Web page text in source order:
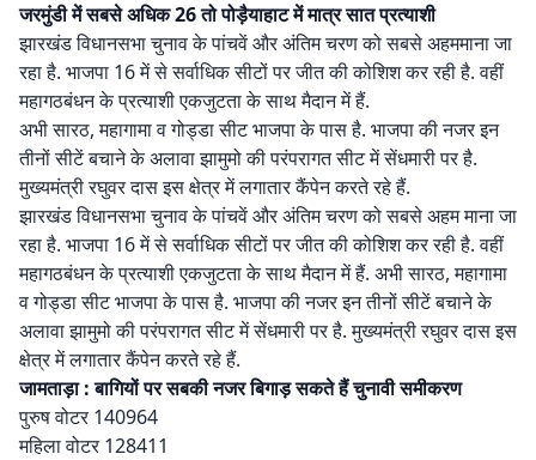
जरमुंडी में सबसे अधिक 26 तो पोड़ैयाहाट में मात्र सात प्रत्याशी
झारखंड विधानसभा चुनाव के पांचवें और अंतिम चरण को सबसे अहममाना जा
रहा है. भाजपा 16 में से सर्वाधिक सीटों पर जीत की कोशिश कर रही है. वहीं
महागठबंधन के प्रत्याशी एकजुटता के साथ मैदान में हैं.
अभी सारठ, महागामा व गोड्डा सीट भाजपा के पास है. भाजपा की नजर इन
तीनों सीटें बचाने के अलावा झामुमो की परंपरागत सीट में सेंधमारी पर है.
मुख्यमंत्री रघुवर दास इस क्षेत्र में लगातार कैंपेन करते रहे हैं.
झारखंड विधानसभा चुनाव के पांचवें और अंतिम चरण को सबसे अहम माना जा
रहा है. भाजपा 16 में से सर्वाधिक सीटों पर जीत की कोशिश कर रही है. वहीं
महागठबंधन के प्रत्याशी एकजुटता के साथ मैदान में हैं. अभी सारठ, महागामा
व गोड्डा सीट भाजपा के पास है. भाजपा की नजर इन तीनों सीटें बचाने के
अलावा झामुमो की परंपरागत सीट में सेंधमारी पर है. मुख्यमंत्री रघुवर दास इस
क्षेत्र में लगातार कैंपेन करते रहे हैं.
जामताड़ा : बागियों पर सबकी नजर बिगाड़ सकते हैं चुनावी समीकरण
पुरुष वोटर 140964
महिला वोटर 128411